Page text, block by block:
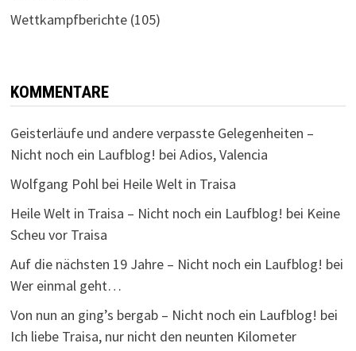
Wettkampfberichte(105)
KOMMENTARE
Geisterläufe und andere verpasste Gelegenheiten –
Nicht noch ein Laufblog! bei Adios, Valencia
Wolfgang Pohl bei Heile Welt in Traisa
Heile Welt in Traisa – Nicht noch ein Laufblog! bei Keine
Scheu vor Traisa
Auf die nächsten 19 Jahre – Nicht noch ein Laufblog! bei
Wer einmal geht…
Von nun an ging’s bergab – Nicht noch ein Laufblog! bei
Ich liebe Traisa, nur nicht den neunten Kilometer